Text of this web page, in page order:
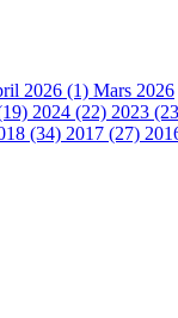
2026 (1) Mars 2026
2024 (22) 2023
(34) 2017 (27)